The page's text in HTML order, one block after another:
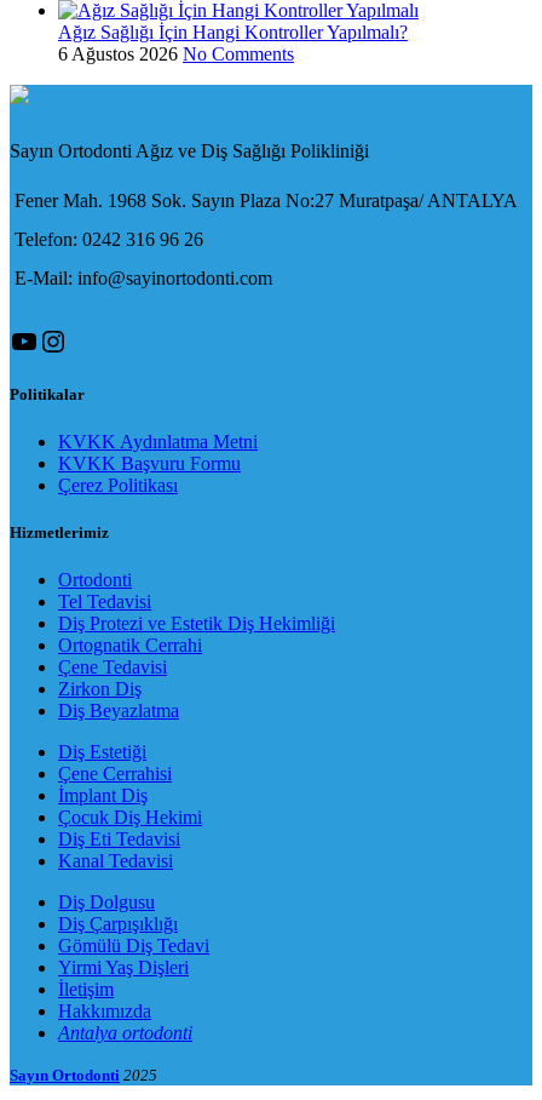
Ağız Sağlığı İçin Hangi Kontroller Yapılmalı?
6 Ağustos 2026 No Comments
Sayın Ortodonti Ağız ve Diş Sağlığı Polikliniği
Fener Mah. 1968 Sok. Sayın Plaza No:27 Muratpaşa/ ANTALYA
Telefon: 0242 316 96 26
E-Mail: info@sayinortodonti.com
YouTube
Instagram
Politikalar
KVKK Aydınlatma Metni
KVKK Başvuru Formu
Çerez Politikası
Hizmetlerimiz
Ortodonti
Tel Tedavisi
Diş Protezi ve Estetik Diş Hekimliği
Ortognatik Cerrahi
Çene Tedavisi
Zirkon Diş
Diş Beyazlatma
Diş Estetiği
Çene Cerrahisi
İmplant Diş
Çocuk Diş Hekimi
Diş Eti Tedavisi
Kanal Tedavisi
Diş Dolgusu
Diş Çarpışıklığı
Gömülü Diş Tedavi
Yirmi Yaş Dişleri
İletişim
Hakkımızda
Antalya ortodonti
Sayın Ortodonti 2025